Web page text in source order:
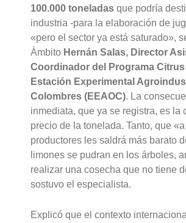
100.000 toneladas que podría
industria -para la elaboración de
«pero el sector ya está saturado»,
Ámbito Hernán Salas, Director
Coordinador del Programa Citrus
Estación Experimental
Colombres (EEAOC). La
inmediata, que ya se registra, es la
precio de la tonelada. Tanto, que
productores les saldrá más barato
limones se pudran en los árboles,
realizar una cosecha que no tiene
sostuvo el especialista.
Explicó que el contexto